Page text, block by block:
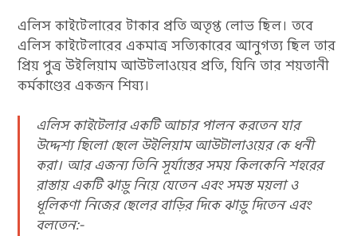
এলিস কাইটেলারের টাকার প্রতি অতৃপ্ত লোভ ছিল। তবে
এলিস কাইটেলারের একমাত্র সত্যিকারের আনুগত্য ছিল তার
প্রিয় পুত্র উইলিয়াম আউটলাওয়ের প্রতি, যিনি তার শয়তানী
কর্মকাণ্ডের একজন শিষ্য।
এলিস কাইটেলার একটি আচার পালন করতেন যার
উদ্দেশ্য ছিলো ছেলে উইলিয়াম আউটালাওয়ের কে ধনী
করা। আর এজন্য তিনি সূর্যাস্তের সময় কিলকেনি শহরের
রাস্তায় একটি ঝাড়ু নিয়ে যেতেন এবং সমস্ত ময়লা ও
ধূলিকণা নিজের ছেলের বাড়ির দিকে ঝাড়ু দিতেন এবং
বলতেন:-